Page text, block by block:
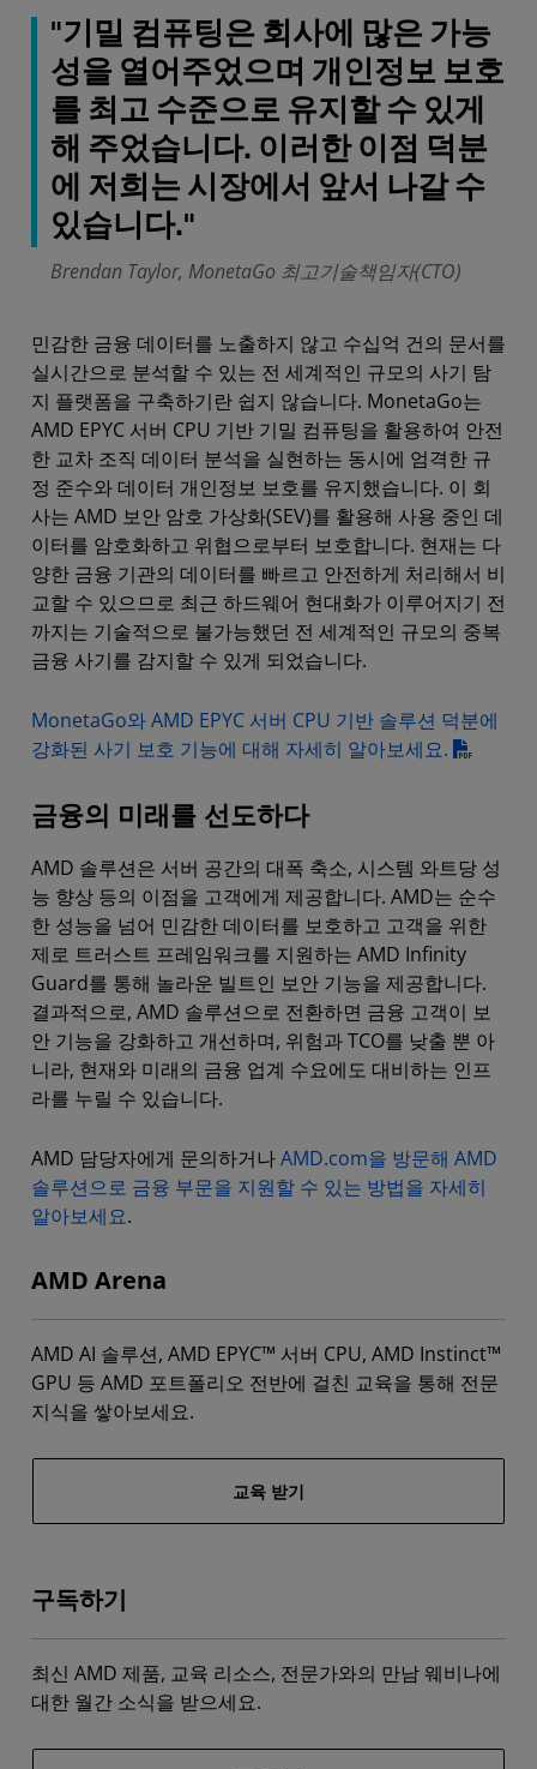
"기밀 컴퓨팅은 회사에 많은 가능
성을 열어주었으며 개인정보 보호
를 최고 수준으로 유지할 수 있게
해 주었습니다. 이러한 이점 덕분
에 저희는 시장에서 앞서 나갈 수
있습니다."
Brendan Taylor, MonetaGo 최고기술책임자(CTO)
민감한 금융 데이터를 노출하지 않고 수십억 건의 문서를
실시간으로 분석할 수 있는 전 세계적인 규모의 사기 탐
지 플랫폼을 구축하기란 쉽지 않습니다. MonetaGo는
AMD EPYC 서버 CPU 기반 기밀 컴퓨팅을 활용하여 안전
한 교차 조직 데이터 분석을 실현하는 동시에 엄격한 규
정 준수와 데이터 개인정보 보호를 유지했습니다. 이 회
사는 AMD 보안 암호 가상화(SEV)를 활용해 사용 중인 데
이터를 암호화하고 위협으로부터 보호합니다. 현재는 다
양한 금융 기관의 데이터를 빠르고 안전하게 처리해서 비
교할 수 있으므로 최근 하드웨어 현대화가 이루어지기 전
까지는 기술적으로 불가능했던 전 세계적인 규모의 중복
금융 사기를 감지할 수 있게 되었습니다.
MonetaGo와 AMD EPYC 서버 CPU 기반 솔루션 덕분에
강화된 사기 보호 기능에 대해 자세히 알아보세요.
금융의 미래를 선도하다
AMD 솔루션은 서버 공간의 대폭 축소, 시스템 와트당 성
능 향상 등의 이점을 고객에게 제공합니다. AMD는 순수
한 성능을 넘어 민감한 데이터를 보호하고 고객을 위한
제로 트러스트 프레임워크를 지원하는 AMD Infinity
Guard를 통해 놀라운 빌트인 보안 기능을 제공합니다.
결과적으로, AMD 솔루션으로 전환하면 금융 고객이 보
안 기능을 강화하고 개선하며, 위험과 TCO를 낮출 뿐 아
니라, 현재와 미래의 금융 업계 수요에도 대비하는 인프
라를 누릴 수 있습니다.
AMD 담당자에게 문의하거나AMD.com을 방문해 AMD
솔루션으로 금융 부문을 지원할 수 있는 방법을 자세히
알아보세요.
AMD Arena
AMD AI 솔루션, AMD EPYC™ 서버 CPU, AMD Instinct™
GPU 등 AMD 포트폴리오 전반에 걸친 교육을 통해 전문
지식을 쌓아보세요.
교육 받기
구독하기
최신 AMD 제품, 교육 리소스, 전문가와의 만남 웨비나에
대한 월간 소식을 받으세요.